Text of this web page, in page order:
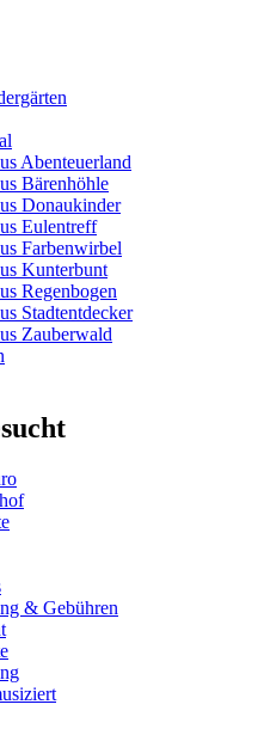
Abenteuerland
Bärenhöhle
Donaukinder
Eulentreff
Farbenwirbel
Kunterbunt
Regenbogen
Stadtentdecker
Zauberwald
& Gebühren